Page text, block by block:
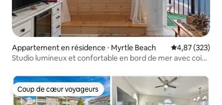
Appartement en résidence ⋅ Myrtle Beach Évaluation
4,87 (323)
Studio lumineux et confortable en bord de mer avec coin
Coup de cœur voyageurs
Coup de cœur voyageurs